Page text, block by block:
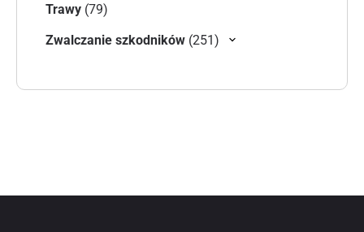
Trawy 7979 produktów
Zwalczanie szkodników 251251 produktów